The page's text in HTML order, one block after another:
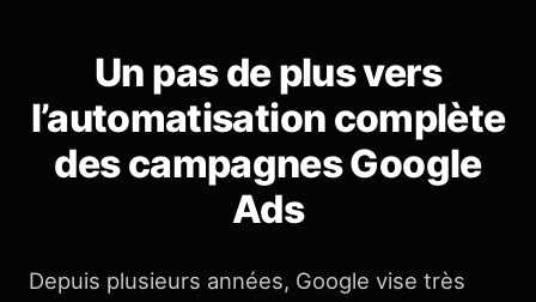
Un pas de plus vers
l’automatisation complète
des campagnes Google
Ads
Depuis plusieurs années, Google vise très